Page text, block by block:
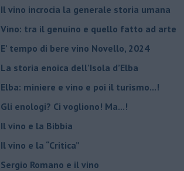
​Il vino incrocia la generale storia umana
Vino: tra il genuino e quello fatto ad arte
E’ tempo di bere vino Novello, 2024
La storia enoica dell’Isola d’Elba
Elba: miniere e vino e poi il turismo...!
​Gli enologi? Ci vogliono! Ma...!
​Il vino e la Bibbia
​Il vino e la “Critica”
Sergio Romano e il vino